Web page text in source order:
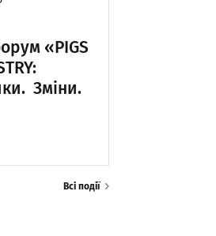
«PIGS
Зміни.
Всі події